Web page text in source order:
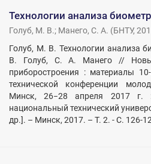
Технологии анализа
Голуб, М. В.; Манего, С. А. (БНТУ,
Голуб, М. В. Технологии анализа
В. Голуб, С. А. Манего //
приборостроения : материалы
технической конференции
Минск, 26−28 апреля 2017
национальный технический
др.]. – Минск, 2017. – Т. 2. - С. 126-